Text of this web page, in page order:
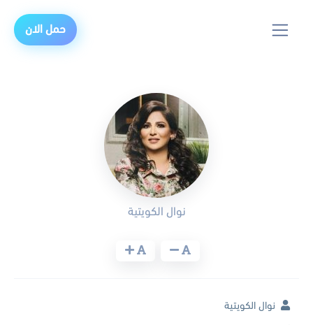
حمل الان
نوال الكويتية
نوال الكويتية